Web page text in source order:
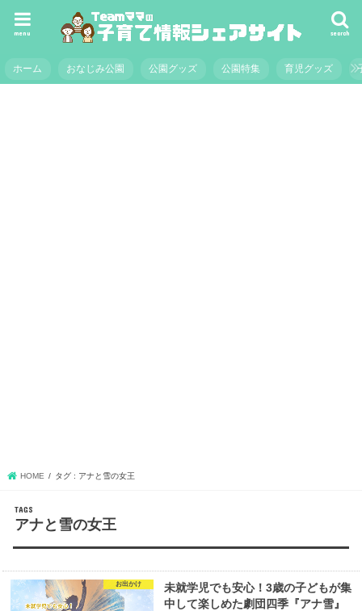
search
menu
ホーム おなじみ公園 公園グッズ 公園特集 育児グッズ
HOME タグ : アナと雪の女王
アナと雪の女王
お出かけ
未就学児でも安心！3歳の子どもが集
中して楽しめた劇団四季『アナ雪』